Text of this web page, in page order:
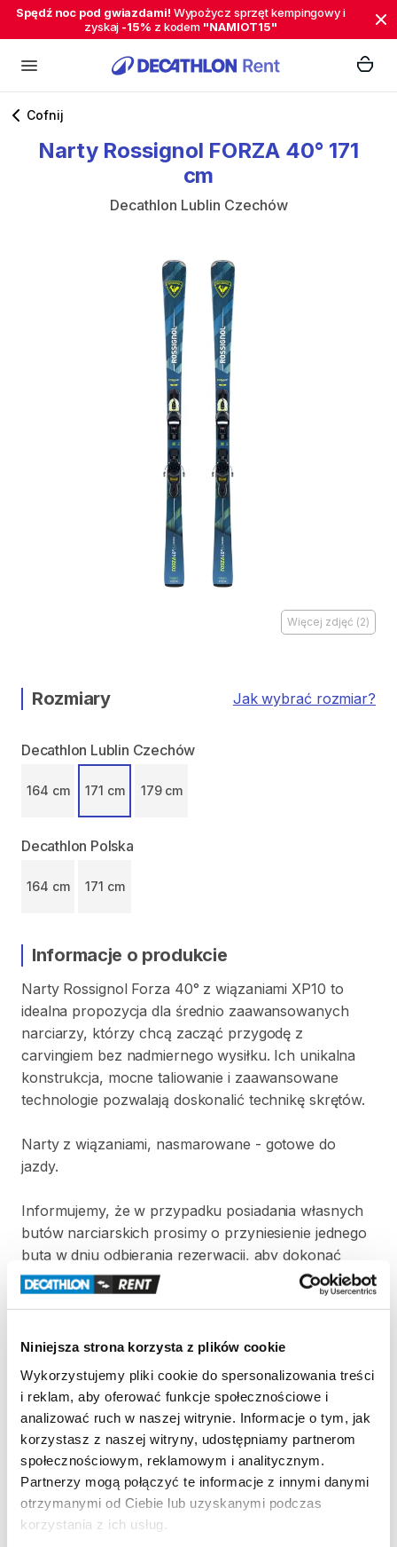
Niniejsza strona korzysta z plików cookie
Wykorzystujemy pliki cookie do spersonalizowania treści
i reklam, aby oferować funkcje społecznościowe i
analizować ruch w naszej witrynie. Informacje o tym, jak
korzystasz z naszej witryny, udostępniamy partnerom
społecznościowym, reklamowym i analitycznym.
Partnerzy mogą połączyć te informacje z innymi danymi
otrzymanymi od Ciebie lub uzyskanymi podczas
korzystania z ich usług.
Spędź noc pod gwiazdami! Wypożycz sprzęt kempingowy i
zyskaj -15% z kodem "NAMIOT15"
Cofnij
Narty Rossignol FORZA 40° 171
cm
Decathlon Lublin Czechów
Więcej zdjęć (2)
Rozmiary Jak wybrać rozmiar?
Decathlon Lublin Czechów
164 cm 171 cm 179 cm
Decathlon Polska
164 cm 171 cm
Informacje o produkcie
Narty Rossignol Forza 40° z wiązaniami XP10 to
idealna propozycja dla średnio zaawansowanych
narciarzy​,​ którzy chcą zacząć przygodę z
carvingiem bez nadmiernego wysiłku. Ich unikalna
konstrukcja​,​ mocne taliowanie i zaawansowane
technologie pozwalają doskonalić technikę skrętów.
Narty z wiązaniami​​​​​​,​ nasmarowane - gotowe do
jazdy.
Informujemy​,​ że w przypadku posiadania własnych
butów narciarskich prosimy o przyniesienie jednego
buta w dniu odbierania rezerwacji​,​ aby dokonać
ustawienia wiązań oraz
celu
przyspieszenia regulacji
użytkowniku: wzrost​,​ wiek ​,​ waga oraz poziom
umiejętności
skali
Jeżeli klient nie dostarczy swojego
buta
narciarskiego przy odbiorze nart​,​ regulację wiązań
wykonuje we własnym zakresie.
Strona produktu w sklepie